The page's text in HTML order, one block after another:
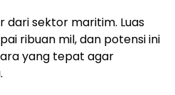
dari sektor maritim. Luas
ribuan mil, dan potensi ini
yang tepat agar